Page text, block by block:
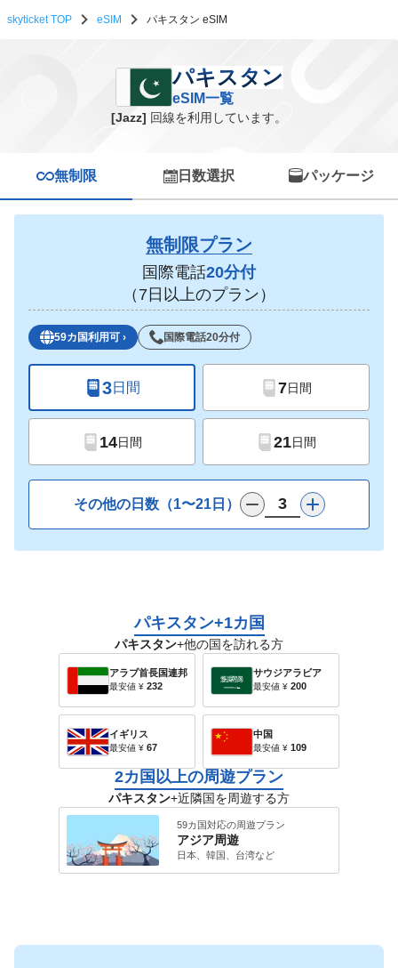
skyticket TOP eSIM パキスタン eSIM
パキスタン eSIM一覧
パキスタン
eSIM一覧
[Jazz] 回線を利用しています。
無制限 日数選択 パッケージ
無制限プラン
国際電話20分付
（7日以上のプラン）
59カ国利用可 › 国際電話20分付
3日間 7日間
14日間 21日間
その他の日数（1〜21日）
パキスタン+1カ国
パキスタン+他の国を訪れる方
アラブ首長国連邦
最安値 ¥ 232
サウジアラビア
最安値 ¥ 200
イギリス
最安値 ¥ 67
中国
最安値 ¥ 109
2カ国以上の周遊プラン
パキスタン+近隣国を周遊する方
59カ国対応の周遊プラン
アジア周遊
日本、韓国、台湾など